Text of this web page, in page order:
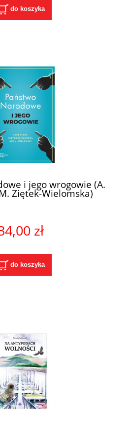
do koszyka
i jego wrogowie (A.
Ziętek-Wielomska)
zł
do koszyka